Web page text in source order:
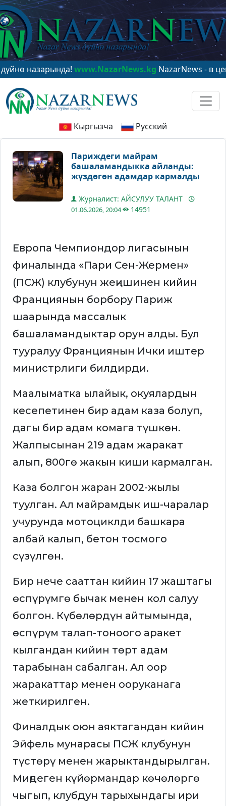
www.NazarNews.kgNazarNews - в центре
Кыргызча Русский
Париждеги майрам
башаламандыкка айланды:
жүздөгөн адамдар кармалды
Журналист: АЙСУЛУУ ТАЛАНТ
01.06.2026, 20:04 14951
Европа Чемпиондор лигасынын
финалында «Пари Сен-Жермен»
(ПСЖ) клубунун жеңишинен кийин
Франциянын борбору Париж
шаарында массалык
башаламандыктар орун алды. Бул
тууралуу Франциянын Ички иштер
министрлиги билдирди.
Маалыматка ылайык, окуялардын
кесепетинен бир адам каза болуп,
дагы бир адам комага түшкөн.
Жалпысынан 219 адам жаракат
алып, 800гө жакын киши кармалган.
Каза болгон жаран 2002-жылы
туулган. Ал майрамдык иш-чаралар
учурунда мотоциклди башкара
албай калып, бетон тосмого
сүзүлгөн.
Бир нече сааттан кийин 17 жаштагы
өспүрүмгө бычак менен кол салуу
болгон. Күбөлөрдүн айтымында,
өспүрүм талап-тоноого аракет
кылгандан кийин төрт адам
тарабынан сабалган. Ал оор
жаракаттар менен ооруканага
жеткирилген.
Финалдык оюн аяктагандан кийин
Эйфель мунарасы ПСЖ клубунун
түстөрү менен жарыктандырылган.
Миңдеген күйөрмандар көчөлөргө
чыгып, клубдун тарыхындагы ири